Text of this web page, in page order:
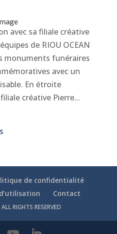
avec sa filiale créative
de RIOU OCEAN
monuments funéraires
avec un
En étroite
créative Pierre...
de confidentialité
Contact
RIGHTS RESERVED